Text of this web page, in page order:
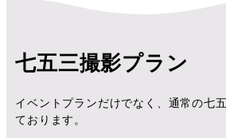
七五三撮影プラン
イベントプランだけでなく、通常の七
ております。